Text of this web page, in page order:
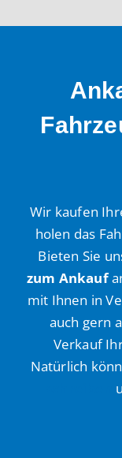
Wir kaufen
holen das
Bieten Sie
zum Ankauf
mit Ihnen in
auch gern
Verkauf
Natürlich